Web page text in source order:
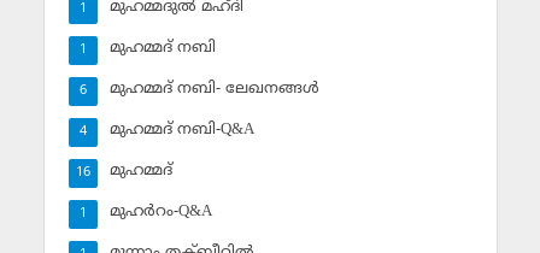
മുഹമ്മദുല്‍ മഹ്ദി
1
മുഹമ്മദ് നബി
1
മുഹമ്മദ് നബി- ലേഖനങ്ങള്‍
6
മുഹമ്മദ് നബി-Q&A
4
മുഹമ്മദ്‌
16
മുഹര്‍റം-Q&A
1